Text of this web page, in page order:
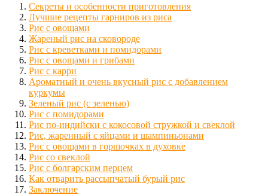
Секреты и особенности приготовления
Лучшие рецепты гарниров из риса
Рис с овощами
Жареный рис на сковороде
Рис с креветками и помидорами
Рис с овощами и грибами
Рис с карри
Ароматный и очень вкусный рис с добавлением
куркумы
Зеленый рис (с зеленью)
Рис с помидорами
Рис по-индийски с кокосовой стружкой и свеклой
Рис, жаренный с яйцами и шампиньонами
Рис с овощами в горшочках в духовке
Рис со свеклой
Рис с болгарским перцем
Как отварить рассыпчатый бурый рис
Заключение